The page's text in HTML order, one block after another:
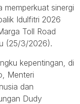
memperkuat sinergi
Idulfitri 2026
Toll Road
(25/3/2026).
kepentingan, di
Menteri
dan
Dudy